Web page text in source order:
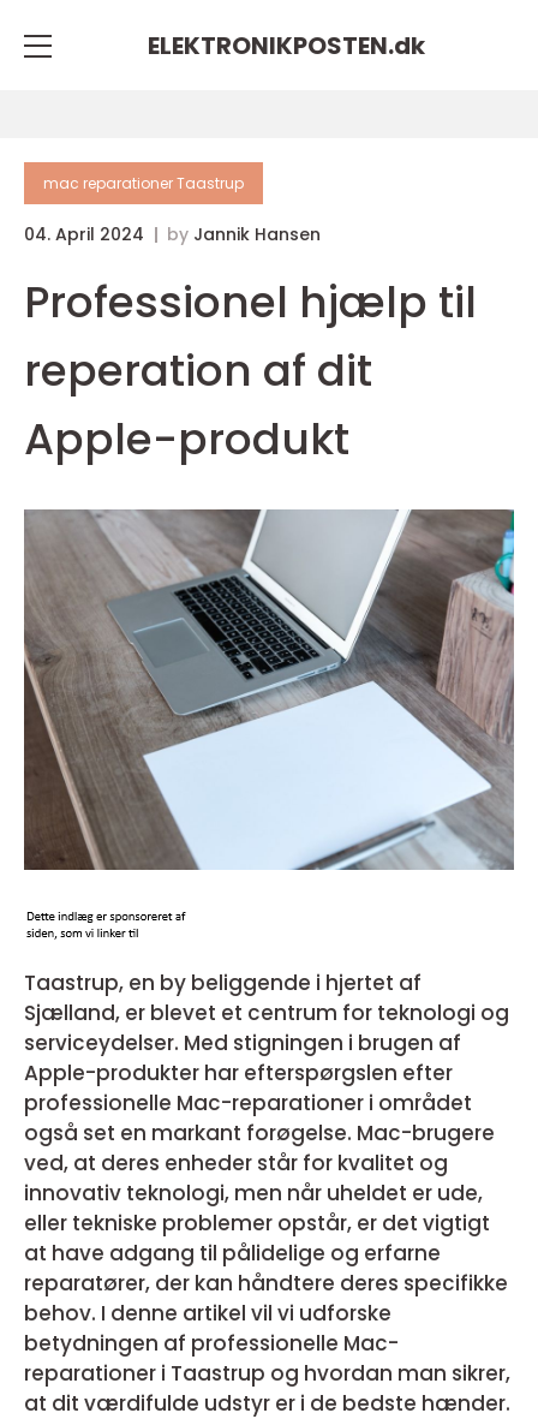
ELEKTRONIKPOSTEN.dk
mac reparationer Taastrup
04. April 2024 by Jannik Hansen
Professionel hjælp til
reperation af dit
Apple-produkt
Taastrup, en by beliggende i hjertet af
Sjælland, er blevet et centrum for teknologi og
serviceydelser. Med stigningen i brugen af
Apple-produkter har efterspørgslen efter
professionelle Mac-reparationer i området
også set en markant forøgelse. Mac-brugere
ved, at deres enheder står for kvalitet og
innovativ teknologi, men når uheldet er ude,
eller tekniske problemer opstår, er det vigtigt
at have adgang til pålidelige og erfarne
reparatører, der kan håndtere deres specifikke
behov. I denne artikel vil vi udforske
betydningen af professionelle Mac-
reparationer i Taastrup og hvordan man sikrer,
at dit værdifulde udstyr er i de bedste hænder.